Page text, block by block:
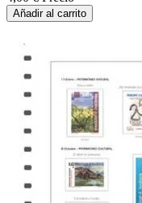
Añadir al carrito